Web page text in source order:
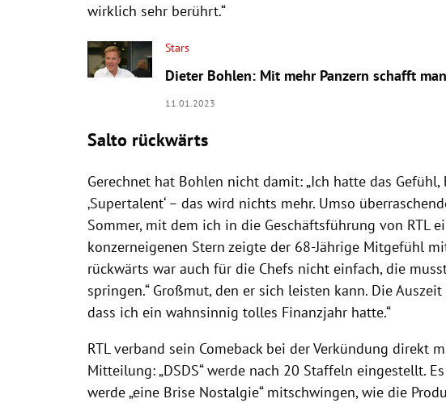
wirklich sehr berührt.“
Stars
Dieter Bohlen: Mit mehr Panzern schafft
11.01.2023
Salto rückwärts
Gerechnet hat Bohlen nicht damit: „Ich hatte das Gefühl,
‚Supertalent‘ – das wird nichts mehr. Umso
Sommer, mit dem ich in die Geschäftsführung von RTL
konzerneigenen Stern zeigte der 68-Jährige Mitgefühl
rückwärts war auch für die Chefs nicht einfach, die
springen.“ Großmut, den er sich leisten kann. Die
dass ich ein wahnsinnig tolles Finanzjahr hatte.“
RTL verband sein Comeback bei der Verkündung direkt
Mitteilung: „DSDS“ werde nach 20 Staffeln eingestellt.
werde „eine Brise Nostalgie“ mitschwingen, wie die